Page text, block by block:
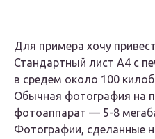
Для примера хочу
Стандартный лист А4 с
в средем около 100
Обычная фотография на
фотоаппарат — 5-8
Фотографии, сделанные